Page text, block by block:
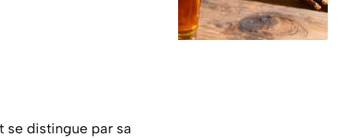
se distingue par sa